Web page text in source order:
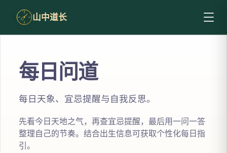
山中道长
每日问道
每日天象、宜忌提醒与自我反思。
先看今日天地之气，再查宜忌提醒，最后用一问一答
整理自己的节奏。结合出生信息可获取个性化每日指
引。